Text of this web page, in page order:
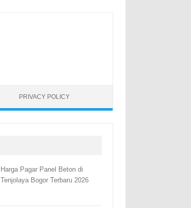
PRIVACY POLICY
Harga Pagar Panel Beton di
Tenjolaya Bogor Terbaru 2026